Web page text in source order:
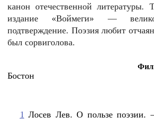
канон отечественной литературы.
издание «Воймеги» —
подтверждение. Поэзия любит
был сорвиголова.
Бостон
1 Лосев Лев. О пользе